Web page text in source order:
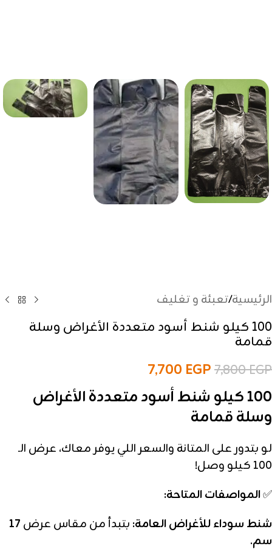
الرئيسية/تعبئة و تغليف
100 كيلو شنط أسود متعددة الأغراض وسلة
قمامة
7,800EGP
7,700 EGP
100 كيلو شنط أسود متعددة الأغراض
وسلة قمامة
لو بتدور على المتانة والسعر اللي يوفر معاك، عرض الـ
100 كيلو وصل!
✅المواصفات المتاحة:
شنط سوداء للأغراض العامة: بتبدأ من مقاس عرض 17
سم.